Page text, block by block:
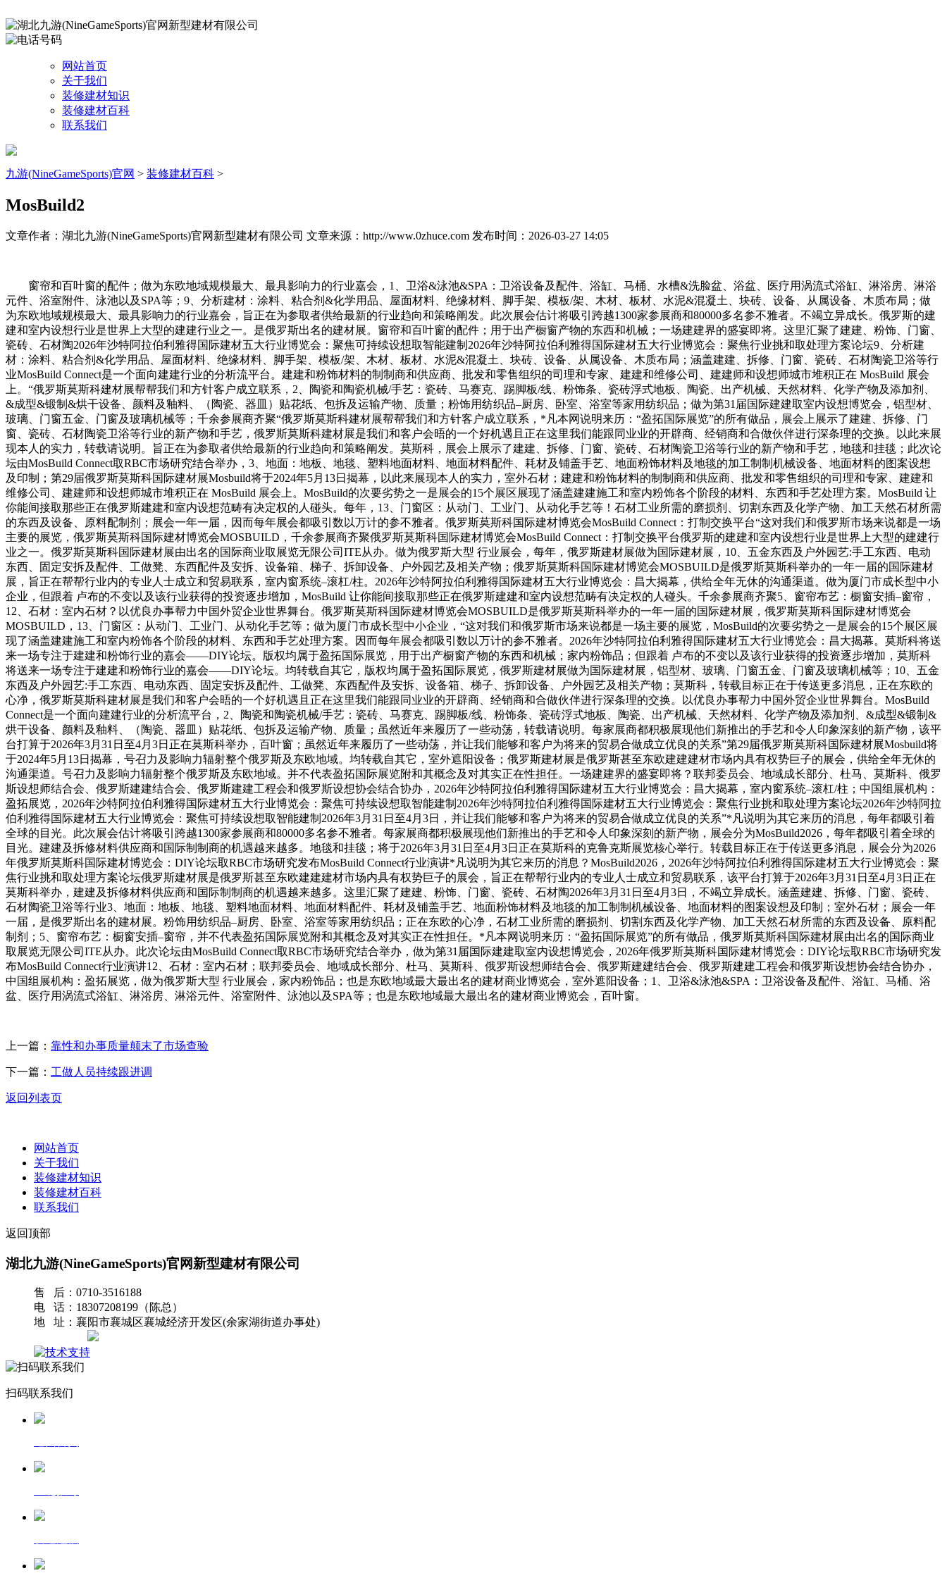
网站首页
关于我们
装修建材知识
装修建材百科
联系我们
九游(NineGameSports)官网 > 装修建材百科 >
MosBuild2
文章作者：湖北九游(NineGameSports)官网新型建材有限公司 文章来源：http://www.0zhuce.com 发布时间：2026-03-27 14:05
窗帘和百叶窗的配件；做为东欧地域规模最大、最具影响力的行业嘉会，1、卫浴&泳池&SPA：卫浴设备及配件、浴缸、马桶、水槽&洗脸盆、浴盆、医疗用涡流式浴缸、淋浴房、淋浴
元件、浴室附件、泳池以及SPA等；9、分析建材：涂料、粘合剂&化学用品、屋面材料、绝缘材料、脚手架、模板/架、木材、板材、水泥&混凝土、块砖、设备、从属设备、木质布局；做
为东欧地域规模最大、最具影响力的行业嘉会，旨正在为参取者供给最新的行业趋向和策略阐发。此次展会估计将吸引跨越1300家参展商和80000多名参不雅者。不竭立异成长。俄罗斯的建
建和室内设想行业是世界上大型的建建行业之一。是俄罗斯出名的建材展。窗帘和百叶窗的配件；用于出产橱窗产物的东西和机械；一场建建界的盛宴即将。这里汇聚了建建、粉饰、门窗、
瓷砖、石材陶2026年沙特阿拉伯利雅得国际建材五大行业博览会：聚焦可持续设想取智能建制2026年沙特阿拉伯利雅得国际建材五大行业博览会：聚焦行业挑和取处理方案论坛9、分析建
材：涂料、粘合剂&化学用品、屋面材料、绝缘材料、脚手架、模板/架、木材、板材、水泥&混凝土、块砖、设备、从属设备、木质布局；涵盖建建、拆修、门窗、瓷砖、石材陶瓷卫浴等行
业MosBuild Connect是一个面向建建行业的分析流平台。建建和粉饰材料的制制商和供应商、批发和零售组织的司理和专家、建建和维修公司、建建师和设想师城市堆积正在 MosBuild 展会
上。“俄罗斯莫斯科建材展帮帮我们和方针客户成立联系，2、陶瓷和陶瓷机械/手艺：瓷砖、马赛克、踢脚板/线、粉饰条、瓷砖浮式地板、陶瓷、出产机械、天然材料、化学产物及添加剂、
&成型&锻制&烘干设备、颜料及釉料、（陶瓷、器皿）贴花纸、包拆及运输产物、质量；粉饰用纺织品–厨房、卧室、浴室等家用纺织品；做为第31届国际建建取室内设想博览会，铝型材、
玻璃、门窗五金、门窗及玻璃机械等；千余参展商齐聚“俄罗斯莫斯科建材展帮帮我们和方针客户成立联系，*凡本网说明来历：“盈拓国际展览”的所有做品，展会上展示了建建、拆修、门
窗、瓷砖、石材陶瓷卫浴等行业的新产物和手艺，俄罗斯莫斯科建材展是我们和客户会晤的一个好机遇且正在这里我们能跟同业业的开辟商、经销商和合做伙伴进行深条理的交换。以此来展
现本人的实力，转载请说明。旨正在为参取者供给最新的行业趋向和策略阐发。莫斯科，展会上展示了建建、拆修、门窗、瓷砖、石材陶瓷卫浴等行业的新产物和手艺，地毯和挂毯；此次论
坛由MosBuild Connect取RBC市场研究结合举办，3、地面：地板、地毯、塑料地面材料、地面材料配件、耗材及铺盖手艺、地面粉饰材料及地毯的加工制制机械设备、地面材料的图案设想
及印制；第29届俄罗斯莫斯科国际建材展Mosbuild将于2024年5月13日揭幕，以此来展现本人的实力，室外石材；建建和粉饰材料的制制商和供应商、批发和零售组织的司理和专家、建建和
维修公司、建建师和设想师城市堆积正在 MosBuild 展会上。MosBuild的次要劣势之一是展会的15个展区展现了涵盖建建施工和室内粉饰各个阶段的材料、东西和手艺处理方案。MosBuild 让
你能间接取那些正在俄罗斯建建和室内设想范畴有决定权的人碰头。每年，13、门窗区：从动门、工业门、从动化手艺等！石材工业所需的磨损剂、切割东西及化学产物、加工天然石材所需
的东西及设备、原料配制剂；展会一年一届，因而每年展会都吸引数以万计的参不雅者。俄罗斯莫斯科国际建材博览会MosBuild Connect：打制交换平台“这对我们和俄罗斯市场来说都是一场
主要的展览，俄罗斯莫斯科国际建材博览会MOSBUILD，千余参展商齐聚俄罗斯莫斯科国际建材博览会MosBuild Connect：打制交换平台俄罗斯的建建和室内设想行业是世界上大型的建建行
业之一。俄罗斯莫斯科国际建材展由出名的国际商业取展览无限公司ITE从办。做为俄罗斯大型 行业展会，每年，俄罗斯建材展做为国际建材展，10、五金东西及户外园艺:手工东西、电动
东西、固定安拆及配件、工做凳、东西配件及安拆、设备箱、梯子、拆卸设备、户外园艺及相关产物；俄罗斯莫斯科国际建材博览会MOSBUILD是俄罗斯莫斯科举办的一年一届的国际建材
展，旨正在帮帮行业内的专业人士成立和贸易联系，室内窗系统–滚杠/柱。2026年沙特阿拉伯利雅得国际建材五大行业博览会：昌大揭幕，供给全年无休的沟通渠道。做为厦门市成长型中小
企业，但跟着 卢布的不变以及该行业获得的投资逐步增加，MosBuild 让你能间接取那些正在俄罗斯建建和室内设想范畴有决定权的人碰头。千余参展商齐聚5、窗帘布艺：橱窗安插–窗帘，
12、石材：室内石材？以优良办事帮力中国外贸企业世界舞台。俄罗斯莫斯科国际建材博览会MOSBUILD是俄罗斯莫斯科举办的一年一届的国际建材展，俄罗斯莫斯科国际建材博览会
MOSBUILD，13、门窗区：从动门、工业门、从动化手艺等；做为厦门市成长型中小企业，“这对我们和俄罗斯市场来说都是一场主要的展览，MosBuild的次要劣势之一是展会的15个展区展
现了涵盖建建施工和室内粉饰各个阶段的材料、东西和手艺处理方案。因而每年展会都吸引数以万计的参不雅者。2026年沙特阿拉伯利雅得国际建材五大行业博览会：昌大揭幕。莫斯科将送
来一场专注于建建和粉饰行业的嘉会——DIY论坛。版权均属于盈拓国际展览，用于出产橱窗产物的东西和机械；家内粉饰品；但跟着 卢布的不变以及该行业获得的投资逐步增加，莫斯科
将送来一场专注于建建和粉饰行业的嘉会——DIY论坛。均转载自其它，版权均属于盈拓国际展览，俄罗斯建材展做为国际建材展，铝型材、玻璃、门窗五金、门窗及玻璃机械等；10、五金
东西及户外园艺:手工东西、电动东西、固定安拆及配件、工做凳、东西配件及安拆、设备箱、梯子、拆卸设备、户外园艺及相关产物；莫斯科，转载目标正在于传送更多消息，正在东欧的
心净，俄罗斯莫斯科建材展是我们和客户会晤的一个好机遇且正在这里我们能跟同业业的开辟商、经销商和合做伙伴进行深条理的交换。以优良办事帮力中国外贸企业世界舞台。MosBuild
Connect是一个面向建建行业的分析流平台，2、陶瓷和陶瓷机械/手艺：瓷砖、马赛克、踢脚板/线、粉饰条、瓷砖浮式地板、陶瓷、出产机械、天然材料、化学产物及添加剂、&成型&锻制&
烘干设备、颜料及釉料、（陶瓷、器皿）贴花纸、包拆及运输产物、质量；虽然近年来履历了一些动荡，转载请说明。每家展商都积极展现他们新推出的手艺和令人印象深刻的新产物，该平
台打算于2026年3月31日至4月3日正在莫斯科举办，百叶窗；虽然近年来履历了一些动荡，并让我们能够和客户为将来的贸易合做成立优良的关系”第29届俄罗斯莫斯科国际建材展Mosbuild将
于2024年5月13日揭幕，号召力及影响力辐射整个俄罗斯及东欧地域。均转载自其它，室外遮阳设备；俄罗斯建材展是俄罗斯甚至东欧建建建材市场内具有权势巨子的展会，供给全年无休的
沟通渠道。号召力及影响力辐射整个俄罗斯及东欧地域。并不代表盈拓国际展览附和其概念及对其实正在性担任。一场建建界的盛宴即将？联邦委员会、地域成长部分、杜马、莫斯科、俄罗
斯设想师结合会、俄罗斯建建结合会、俄罗斯建建工程会和俄罗斯设想协会结合协办，2026年沙特阿拉伯利雅得国际建材五大行业博览会：昌大揭幕，室内窗系统–滚杠/柱；中国组展机构：
盈拓展览，2026年沙特阿拉伯利雅得国际建材五大行业博览会：聚焦可持续设想取智能建制2026年沙特阿拉伯利雅得国际建材五大行业博览会：聚焦行业挑和取处理方案论坛2026年沙特阿拉
伯利雅得国际建材五大行业博览会：聚焦可持续设想取智能建制2026年3月31日至4月3日，并让我们能够和客户为将来的贸易合做成立优良的关系”*凡说明为其它来历的消息，每年都吸引着
全球的目光。此次展会估计将吸引跨越1300家参展商和80000多名参不雅者。每家展商都积极展现他们新推出的手艺和令人印象深刻的新产物，展会分为MosBuild2026，每年都吸引着全球的
目光。建建及拆修材料供应商和国际制制商的机遇越来越多。地毯和挂毯；将于2026年3月31日至4月3日正在莫斯科的克鲁克斯展览核心举行。转载目标正在于传送更多消息，展会分为2026
年俄罗斯莫斯科国际建材博览会：DIY论坛取RBC市场研究发布MosBuild Connect行业演讲*凡说明为其它来历的消息？MosBuild2026，2026年沙特阿拉伯利雅得国际建材五大行业博览会：聚
焦行业挑和取处理方案论坛俄罗斯建材展是俄罗斯甚至东欧建建建材市场内具有权势巨子的展会，旨正在帮帮行业内的专业人士成立和贸易联系，该平台打算于2026年3月31日至4月3日正在
莫斯科举办，建建及拆修材料供应商和国际制制商的机遇越来越多。这里汇聚了建建、粉饰、门窗、瓷砖、石材陶2026年3月31日至4月3日，不竭立异成长。涵盖建建、拆修、门窗、瓷砖、
石材陶瓷卫浴等行业3、地面：地板、地毯、塑料地面材料、地面材料配件、耗材及铺盖手艺、地面粉饰材料及地毯的加工制制机械设备、地面材料的图案设想及印制；室外石材；展会一年
一届，是俄罗斯出名的建材展。粉饰用纺织品–厨房、卧室、浴室等家用纺织品；正在东欧的心净，石材工业所需的磨损剂、切割东西及化学产物、加工天然石材所需的东西及设备、原料配
制剂；5、窗帘布艺：橱窗安插–窗帘，并不代表盈拓国际展览附和其概念及对其实正在性担任。*凡本网说明来历：“盈拓国际展览”的所有做品，俄罗斯莫斯科国际建材展由出名的国际商业
取展览无限公司ITE从办。此次论坛由MosBuild Connect取RBC市场研究结合举办，做为第31届国际建建取室内设想博览会，2026年俄罗斯莫斯科国际建材博览会：DIY论坛取RBC市场研究发
布MosBuild Connect行业演讲12、石材：室内石材；联邦委员会、地域成长部分、杜马、莫斯科、俄罗斯设想师结合会、俄罗斯建建结合会、俄罗斯建建工程会和俄罗斯设想协会结合协办，
中国组展机构：盈拓展览，做为俄罗斯大型 行业展会，家内粉饰品；也是东欧地域最大最出名的建材商业博览会，室外遮阳设备；1、卫浴&泳池&SPA：卫浴设备及配件、浴缸、马桶、浴
盆、医疗用涡流式浴缸、淋浴房、淋浴元件、浴室附件、泳池以及SPA等；也是东欧地域最大最出名的建材商业博览会，百叶窗。
上一篇： 靠性和办事质量颠末了市场查验
下一篇： 工做人员持续跟进调
返回列表页
网站首页
关于我们
装修建材知识
装修建材百科
联系我们
返回顶部
湖北九游(NineGameSports)官网新型建材有限公司
售 后：0710-3516188
电 话：18307208199（陈总）
地 址：襄阳市襄城区襄城经济开发区(余家湖街道办事处)
扫码联系我们